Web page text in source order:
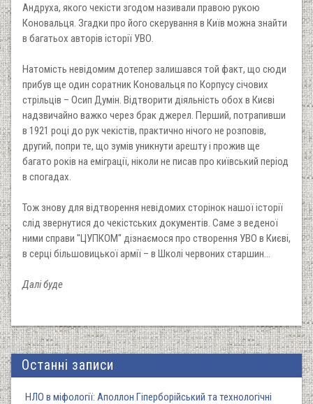
Андруха, якого чекісти згодом називали правою рукою
Коновальця. Згадки про його скерування в Київ можна знайти
в багатьох авторів історії УВО.
Натомість невідомим дотепер залишався той факт, що сюди
прибув ще один соратник Коновальця по Корпусу січових
стрільців – Осип Думін. Відтворити діяльність обох в Києві
надзвичайно важко через брак джерел. Перший, потрапивши
в 1921 році до рук чекістів, практично нічого не розповів,
другий, попри те, що зумів уникнути арешту і прожив ще
багато років на еміграції, ніколи не писав про київський період
в спогадах.
Тож знову для відтворення невідомих сторінок нашої історії
слід звернутися до чекістських документів. Саме з веденої
ними справи "ЦУПКОМ" дізнаємося про створення УВО в Києві,
в серці більшовицької армії – в Школі червоних старшин...
Далі буде
Останні записи
НЛО в міфології: Аполлон Гіперборійський та технологічні